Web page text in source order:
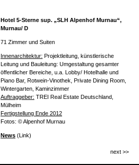
Hotel 5-Sterne sup. „SLH Alpenhof Murnau“,
Murnau/ D
71 Zimmer und Suiten
Innenarchitektur: Projektleitung, künstlerische
Leitung und Bauleitung: Umgestaltung gesamter
öffentlicher Bereiche, u.a. Lobby/ Hotelhalle und
Piano Bar, Rotwein-Vinothek, Private Dining Room,
Wintergarten, Kaminzimmer
Auftraggeber: TREI Real Estate Deutschland,
Mülheim
Fertigstellung Ende 2012
Fotos: © Alpenhof Murnau
News (Link)
Die einzigartige Lage des Alpenhof Murnau imnext >>